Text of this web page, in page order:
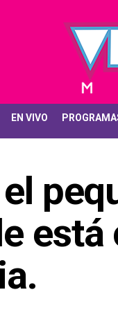
EN VIVO
el